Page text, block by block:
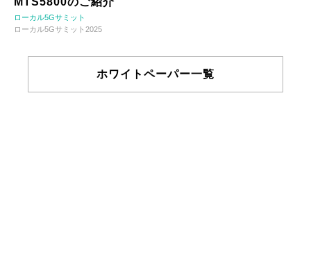
ローカル5Gサミット
ローカル5Gサミット2025
ホワイトペーパー一覧